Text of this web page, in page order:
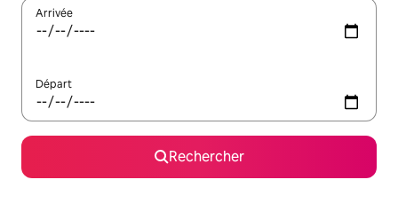
Arrivée
Départ
Rechercher